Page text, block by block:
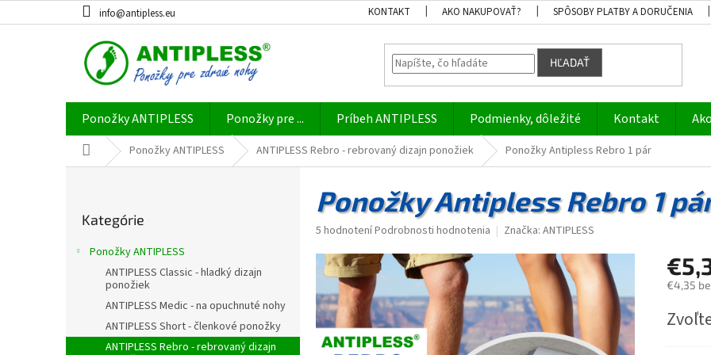
na
info@antipless.eu KONTAKT AKO NAKUPOVAŤ? SPÔSOBY PLATBY A DORUČENIA
HĽADAŤ
Ponožky ANTIPLESS Ponožky pre ... Príbeh ANTIPLESS Podmienky, dôležité Kontakt
DomovPonožky ANTIPLESS ANTIPLESS Rebro - rebrovaný dizajn ponožiek Ponožky Antipless Rebro 1 pár
l
kategórie
Kategórie
Ponožky ANTIPLESS
ANTIPLESS Classic - hladký dizajn
ponožiek
ANTIPLESS Medic - na opuchnuté nohy
ANTIPLESS Short - členkové ponožky
ANTIPLESS Rebro - rebrovaný dizajn
Ponožky Antipless Rebro 1
Priemerné
produktu
je
5,0
z
5
hviezdičiek.
5 hodnoteníPodrobnosti hodnotenia Značka: ANTIPLESS
€4,35
cena: